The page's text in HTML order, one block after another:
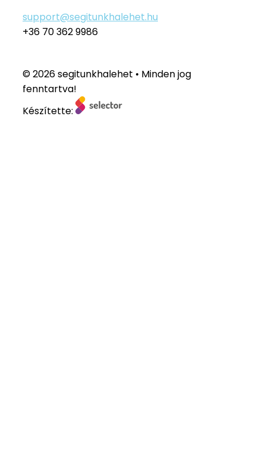
support@segitunkhalehet.hu
+36 70 362 9986
© 2026 segitunkhalehet • Minden jog
fenntartva!
Készítette: